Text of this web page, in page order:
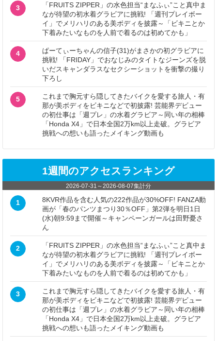
3
「FRUITS ZIPPER」の水色担当“まなふぃ”こと真中ま
なが待望の初水着グラビアに挑戦! 「週刊プレイボー
イ」でメリハリのある美ボディを披露～「ビキニとか
下着みたいなものを人前で着るのは初めてかも」
4
ぱーてぃーちゃんの信子(31)がまさかの初グラビアに
挑戦! 「FRIDAY」でおなじみのタイトなジーンズを脱
いだスキャンダラスなセクシーショットを衝撃の撮り
下ろし
5
これまで胸元すら隠してきたバイクを愛する旅人・有
那が美ボディをビキニなどで初披露! 芸能界デビュー
の初仕事は「週プレ」の水着グラビア～同い年の相棒
「Honda X4」で日本全国2万km以上走破。グラビア
挑戦への想いも語ったメイキング動画も
1週間のアクセスランキング
2026-07-31 ～ 2026-08-07集計分
1
8KVR作品を含む人気の222作品が30%OFF! FANZA動
画が「春のパンツまつり30％OFF」第2弾を明日1日
(水)朝9:59まで開催～キャンペーンガールは田野憂さ
ん
2
「FRUITS ZIPPER」の水色担当“まなふぃ”こと真中ま
なが待望の初水着グラビアに挑戦! 「週刊プレイボー
イ」でメリハリのある美ボディを披露～「ビキニとか
下着みたいなものを人前で着るのは初めてかも」
3
これまで胸元すら隠してきたバイクを愛する旅人・有
那が美ボディをビキニなどで初披露! 芸能界デビュー
の初仕事は「週プレ」の水着グラビア～同い年の相棒
「Honda X4」で日本全国2万km以上走破。グラビア
挑戦への想いも語ったメイキング動画も